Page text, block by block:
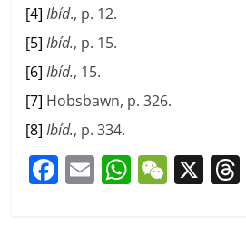
[4] Ibíd., p. 12.
[5] Ibíd., p. 15.
[6] Ibíd., 15.
[7] Hobsbawn, p. 326.
[8] Ibíd., p. 334.
F E W W X